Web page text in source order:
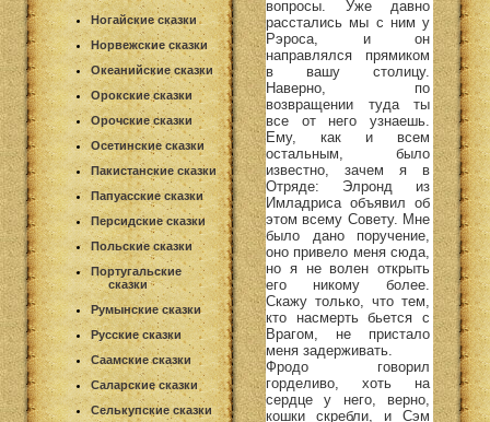
Ногайские сказки
Норвежские сказки
Океанийские сказки
Орокские сказки
Орочские сказки
Осетинские сказки
Пакистанские сказки
Папуасские сказки
Персидские сказки
Польские сказки
Португальские
сказки
Румынские сказки
Русские сказки
Саамские сказки
Саларские сказки
Селькупские сказки
вопросы. Уже давно
расстались мы с ним у
Рэроса, и он
направлялся прямиком
в вашу столицу.
Наверно, по
возвращении туда ты
все от него узнаешь.
Ему, как и всем
остальным, было
известно, зачем я в
Отряде: Элронд из
Имладриса объявил об
этом всему Совету. Мне
было дано поручение,
оно привело меня сюда,
но я не волен открыть
его никому более.
Скажу только, что тем,
кто насмерть бьется с
Врагом, не пристало
меня задерживать.
Фродо говорил
горделиво, хоть на
сердце у него, верно,
кошки скребли, и Сэм